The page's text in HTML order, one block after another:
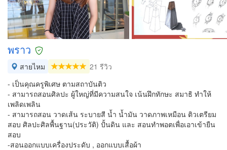
พราว
สายไหม
21 รีวิว
- เป็นคุณครูพิเศษ ตามสถาบันติว
- สามารถสอนศิลปะ ผู้ใหญ่ที่มีความสนใจ เน้นฝึกทักษะ สมาธิ ทำให้
เพลิดเพลิน
- สามารถสอน วาดเส้น ระบายสี น้ำ น้ำมัน วาดภาพเหมือน ติวเตรียม
สอบ ศิลปะศิลพื้นฐาน(ประวัติ) ปั้นดิน และ สอนทำพอตเพื่อเอาเข้ายืน
สอบ
-สอนออกแบบเครื่องประดับ , ออกแบบเสื้อผ้า